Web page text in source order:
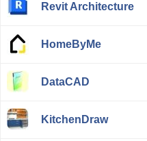
Revit Architecture
HomeByMe
DataCAD
KitchenDraw